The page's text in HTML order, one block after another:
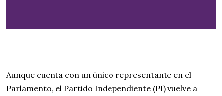
Aunque cuenta con un único representante en el
Parlamento, el Partido Independiente (PI) vuelve a